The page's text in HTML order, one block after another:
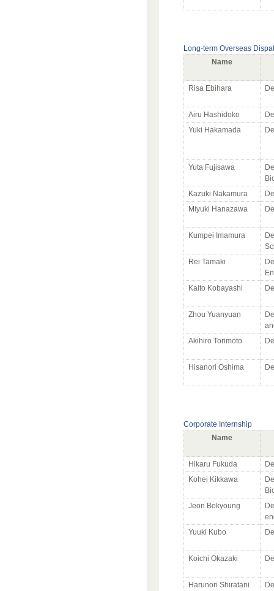
Long-term Overseas
Name
Risa Ebihara
Airu Hashidoko
Yuki Hakamada
Yuta Fujisawa
Kazuki Nakamura
Miyuki Hanazawa
Kumpei Imamura
Rei Tamaki
Kaito Kobayashi
Zhou Yuanyuan
Akihiro Torimoto
Hisanori Oshima
Corporate Internship
Name
Hikaru Fukuda
Kohei Kikkawa
Jeon Bokyoung
Yuuki Kubo
Koichi Okazaki
Harunori Shiratani